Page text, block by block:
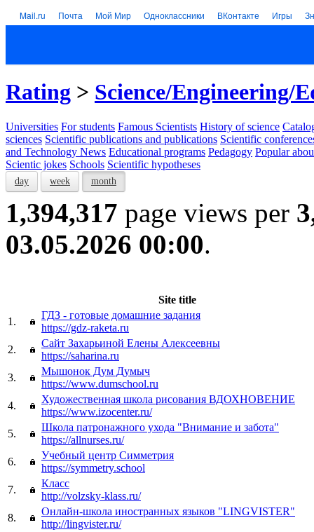
Mail.ru Почта Мой Мир Одноклассники ВКонтакте Игры
Rating > Science/Engineering/
Universities For students Famous Scientists History of science
sciences Scientific publications and publications Scientific
and Technology News Educational programs Pedagogy Popular
Scientic jokes Schools Scientific hypotheses
day week month
1,394,317 page views per
03.05.2026 00:00.
Site title
1.
ГДЗ - готовые домашние задания
https://gdz-raketa.ru
2.
Сайт Захарьиной Елены Алексеевны
https://saharina.ru
3.
Мышонок Дум Думыч
https://www.dumschool.ru
4.
Художественная школа рисования ВДОХНОВЕНИЕ
https://www.izocenter.ru/
5.
Школа патронажного ухода "Внимание и забота"
https://allnurses.ru/
6.
Учебный центр Симметрия
https://symmetry.school
7.
Класс
http://volzsky-klass.ru/
8.
Онлайн-школа иностранных языков "LINGVISTER"
http://lingvister.ru/